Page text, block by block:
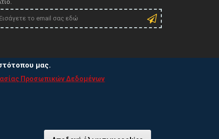
μας.
Προσωπικών Δεδομένων